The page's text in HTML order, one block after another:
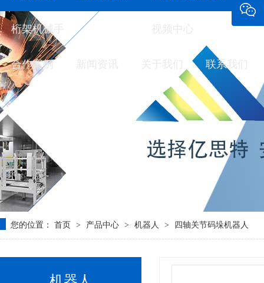
桁架机械手
合作案例 联系我们
您的位置： 首页 > 产品中心 > 机器人 > 四轴关节码垛机器人